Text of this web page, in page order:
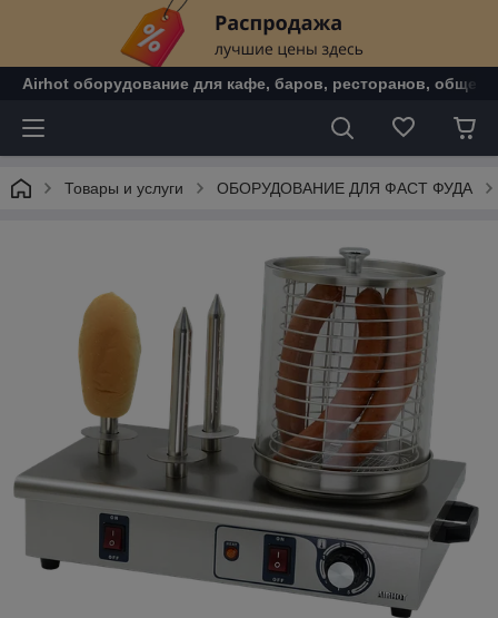
Airhot оборудование для кафе, баров, ресторанов,
Товары и услуги ОБОРУДОВАНИЕ ДЛЯ ФАСТ ФУДА